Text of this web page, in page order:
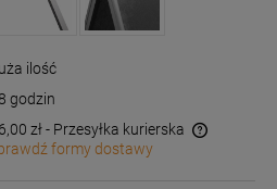
ilość
godzin
zł- Przesyłka kurierska
kosztów płatności
formy dostawy